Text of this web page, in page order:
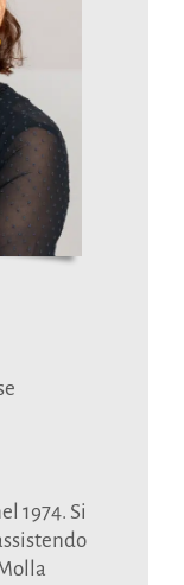
1974. Si